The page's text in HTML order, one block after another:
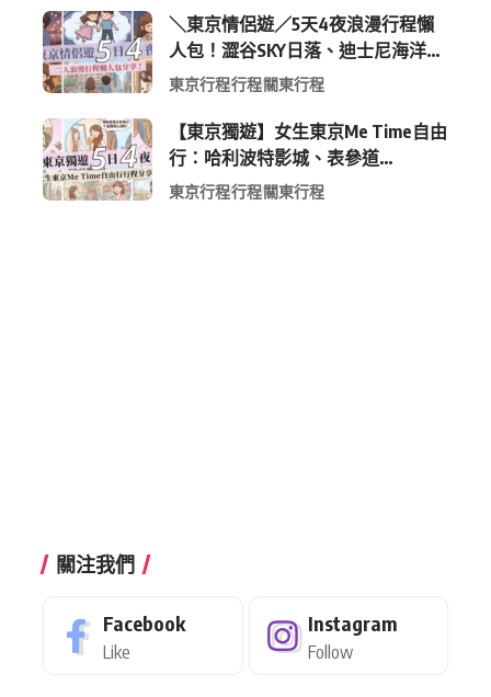
＼東京情侶遊／5天4夜浪漫行程懶
人包！澀谷SKY日落、迪士尼海洋、
中目黑高質感咖啡廳全收錄
東京行程行程關東行程
【東京獨遊】女生東京Me Time自由
行：哈利波特影城、表參道
Shopping 與下北澤尋寶5日4夜慢活
東京行程行程關東行程
關注我們
Facebook
Like
Instagram
Follow